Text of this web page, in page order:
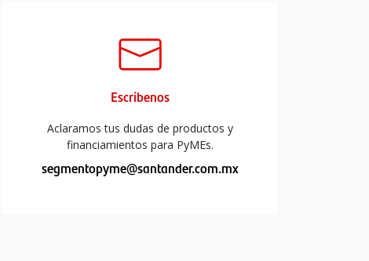
Escríbenos
Aclaramos tus dudas de productos y
financiamientos para PyMEs.
segmentopyme@santander.com.mx